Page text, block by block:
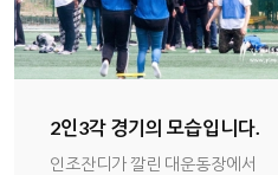
2인3각 경기의 모습입니다.
인조잔디가 깔린 대운동장에서